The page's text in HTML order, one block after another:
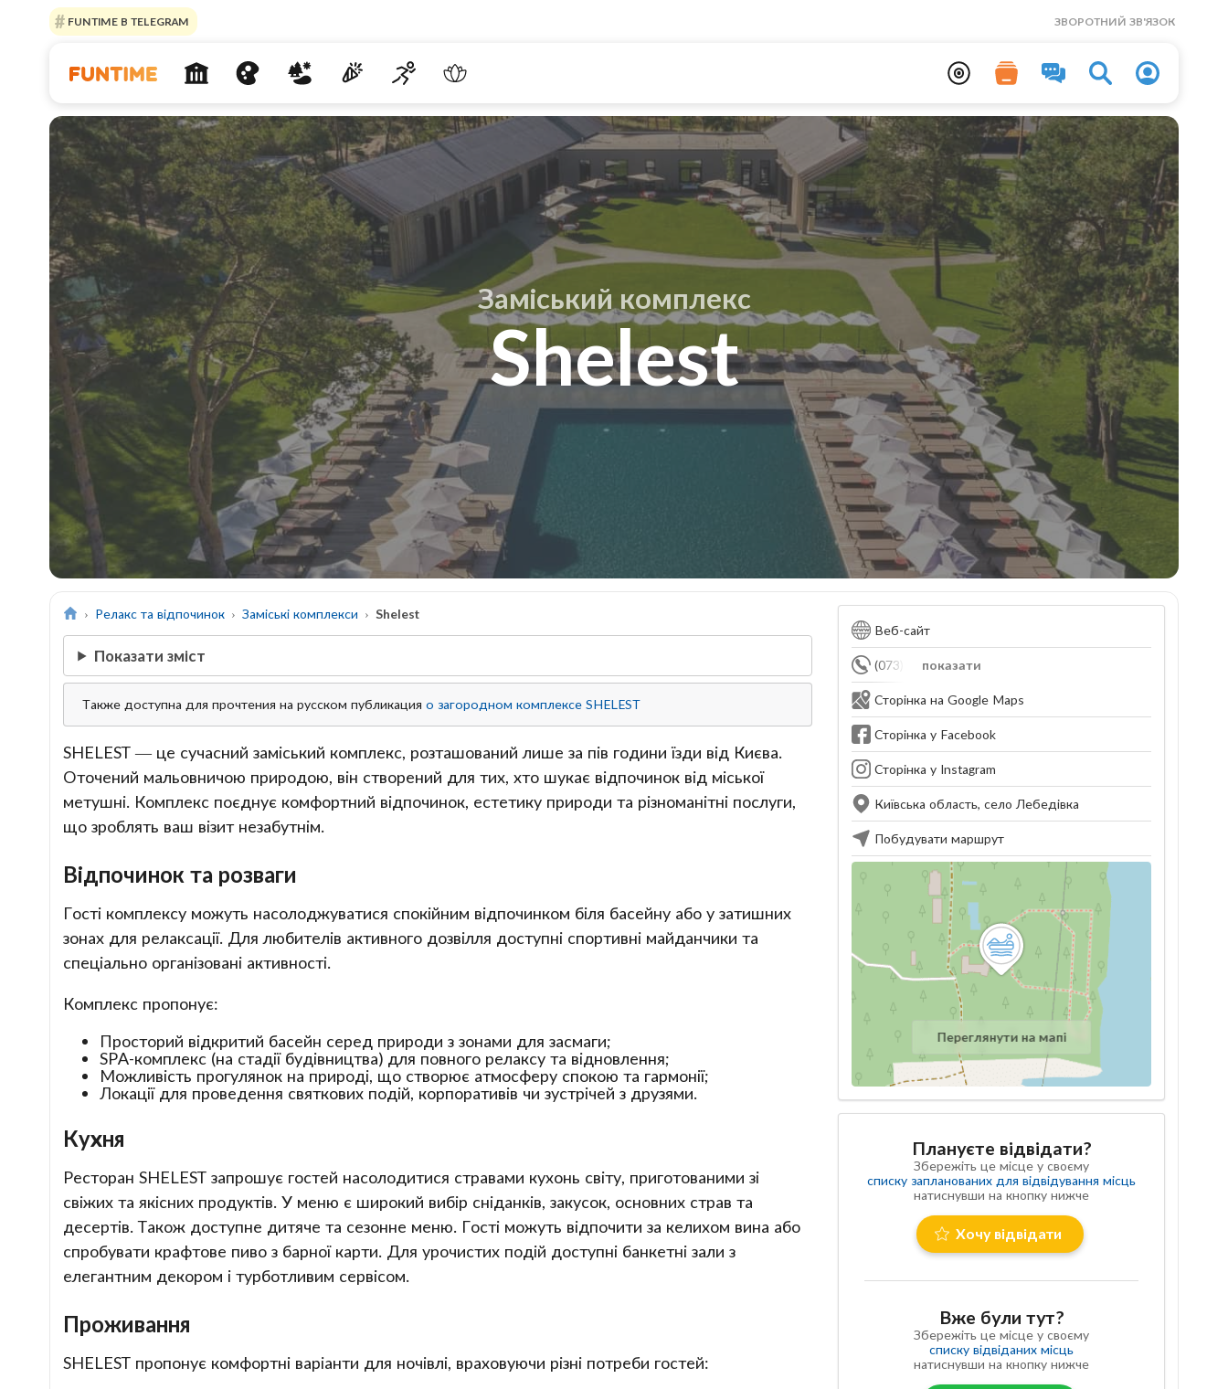
FUNTIME В TELEGRAM ЗВОРОТНИЙ ЗВ'ЯЗОК
Заміський комплекс
Shelest
Релакс та відпочинок Заміські комплекси Shelest
Показати зміст
Также доступна для прочтения на русском публикация о загородном комплексе SHELEST
SHELEST — це сучасний заміський комплекс, розташований лише за пів години їзди від Києва.
Оточений мальовничою природою, він створений для тих, хто шукає відпочинок від міської
метушні. Комплекс поєднує комфортний відпочинок, естетику природи та різноманітні послуги,
що зроблять ваш візит незабутнім.
Відпочинок та розваги
Гості комплексу можуть насолоджуватися спокійним відпочинком біля басейну або у затишних
зонах для релаксації. Для любителів активного дозвілля доступні спортивні майданчики та
спеціально організовані активності.
Комплекс пропонує:
Просторий відкритий басейн серед природи з зонами для засмаги;
SPA-комплекс (на стадії будівництва) для повного релаксу та відновлення;
Можливість прогулянок на природі, що створює атмосферу спокою та гармонії;
Локації для проведення святкових подій, корпоративів чи зустрічей з друзями.
Кухня
Ресторан SHELEST запрошує гостей насолодитися стравами кухонь світу, приготованими зі
свіжих та якісних продуктів. У меню є широкий вибір сніданків, закусок, основних страв та
десертів. Також доступне дитяче та сезонне меню. Гості можуть відпочити за келихом вина або
спробувати крафтове пиво з барної карти. Для урочистих подій доступні банкетні зали з
елегантним декором і турботливим сервісом.
Проживання
SHELEST пропонує комфортні варіанти для ночівлі, враховуючи різні потреби гостей:
Веб-сайт
показати
(073) 169-71-88
Сторінка на Google Maps
Сторінка у Facebook
Сторінка у Instagram
Київська область, село Лебедівка
Побудувати маршрут
Переглянути на мапі
Плануєте відвідати?
Збережіть це місце у своєму
списку запланованих для відвідування місць
натиснувши на кнопку нижче
Хочу відвідати
Вже були тут?
Збережіть це місце у своєму
списку відвіданих місць
натиснувши на кнопку нижче